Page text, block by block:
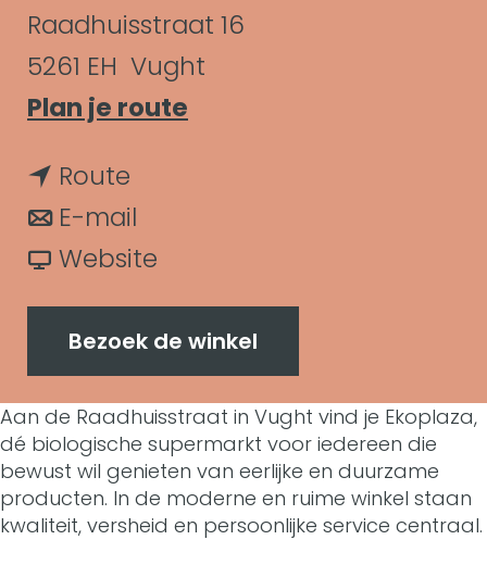
C
o
n
t
a
c
t
Raadhuisstraat 16
5261 EH Vught
Plan je route
k
o
p
l
a
z
Route
a
a
r
E
k
o
p
E-mail
a
a
r
E
k
o
p
Website
a
n
E
k
o
p
Bezoek de winkel
Aan de Raadhuisstraat in Vught vind je Ekoplaza,
dé biologische supermarkt voor iedereen die
bewust wil genieten van eerlijke en duurzame
producten. In de moderne en ruime winkel staan
kwaliteit, versheid en persoonlijke service centraal.